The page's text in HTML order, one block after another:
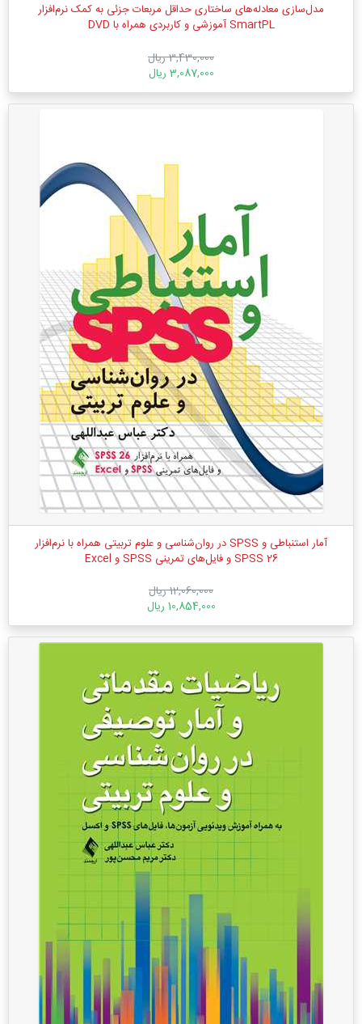
مدل‌سازی معادله‌های ساختاری حداقل مربعات جزئی به کمک نرم‌افزار
SmartPL آموزشی و کاربردی همراه با DVD
3,430,000 ریال
3,087,000 ریال
آمار استنباطی و SPSS در روان‌شناسی و علوم تربیتی همراه با نرم‌افزار
SPSS 26 و فایل‌های تمرینی SPSS و Excel
12,060,000 ریال
10,854,000 ریال